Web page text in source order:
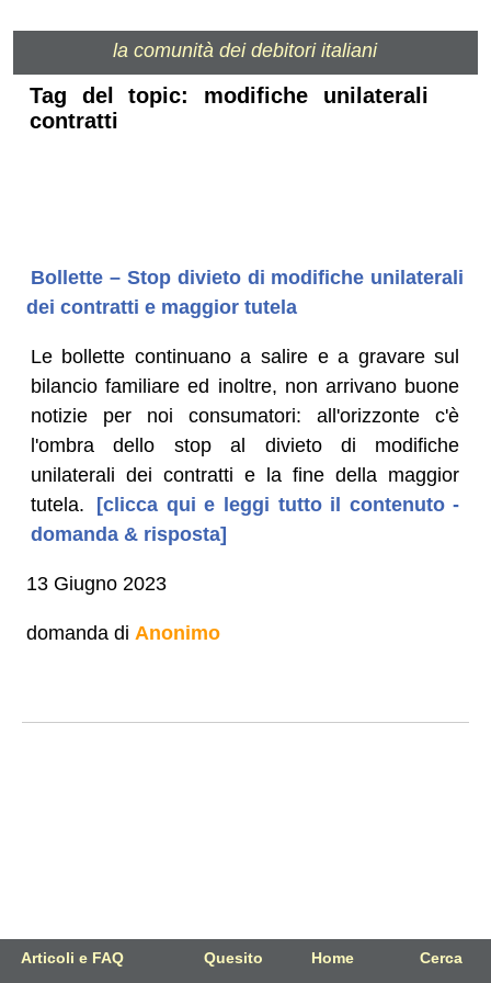
la comunità dei debitori italiani
Articoli e FAQ Quesito Home Cerca
Tag del topic: modifiche unilaterali
contratti
Bollette – Stop divieto di modifiche unilaterali
dei contratti e maggior tutela
Le bollette continuano a salire e a gravare sul
bilancio familiare ed inoltre, non arrivano buone
notizie per noi consumatori: all'orizzonte c'è
l'ombra dello stop al divieto di modifiche
unilaterali dei contratti e la fine della maggior
tutela.
[clicca qui e leggi tutto il contenuto -
domanda & risposta]
13 Giugno 2023
domanda di Anonimo